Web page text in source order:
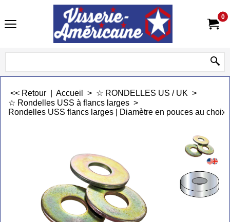
0
<< Retour Accueil > ☆ RONDELLES US / UK >
☆ Rondelles USS à flancs larges >
Rondelles USS flancs larges | Diamètre en pouces au choix